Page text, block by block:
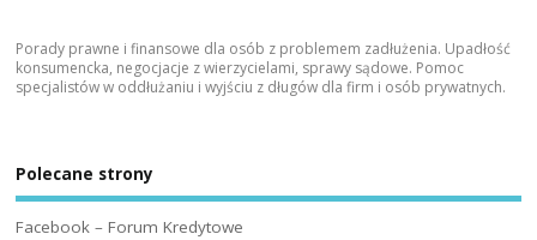
Porady prawne i finansowe dla osób z problemem zadłużenia. Upadłość
konsumencka, negocjacje z wierzycielami, sprawy sądowe. Pomoc
specjalistów w oddłużaniu i wyjściu z długów dla firm i osób prywatnych.
Polecane strony
Facebook – Forum Kredytowe